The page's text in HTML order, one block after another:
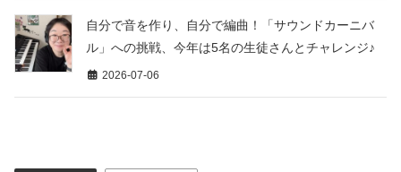
自分で音を作り、自分で編曲！「サウンドカーニバ
ル」への挑戦、今年は5名の生徒さんとチャレンジ♪
2026-07-06